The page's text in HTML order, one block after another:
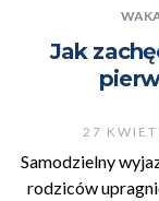
Jak
27
Samodzielny
rodziców